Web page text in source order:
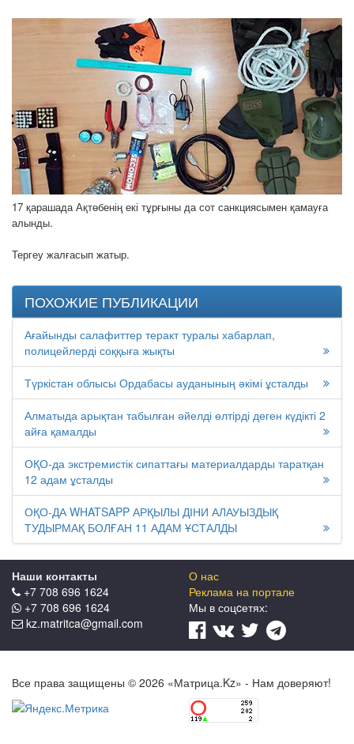
17 қарашада Ақтөбенің екі тұрғыны да сот санкциясымен қамауға
алынды.
Тергеу жалғасып жатыр.
ПОХОЖИЕ ПУБЛИКАЦИИ
Ағайынды салафиттер теракт туралы хабарлап,
полицейлерді соққыға жықты
Түркістан облысы Ордабасы ауданының әкімі ұсталды
Алматыда арықтан табылған әйелді өлтірді деген күдікті 2
айға қамалды
ОҚО-да экстремистік сипаттағы материалдарды таратқан
12 адам ұсталды
ОҚО-ДА WHATSAPP АРҚЫЛЫ ДІНИ АЛАУЫЗДЫҚ
ТУДЫРМАҚ БОЛҒАН 11 АДАМ ҰСТАЛДЫ
Наши контакты
+7 708 696 1624
+7 708 696 1624
kz.matritca@gmail.com
О нас
Реклама на портале
Мы в соцcетях:
Все права защищены © 2026 «Матрица.Kz» - Нам доверяют!